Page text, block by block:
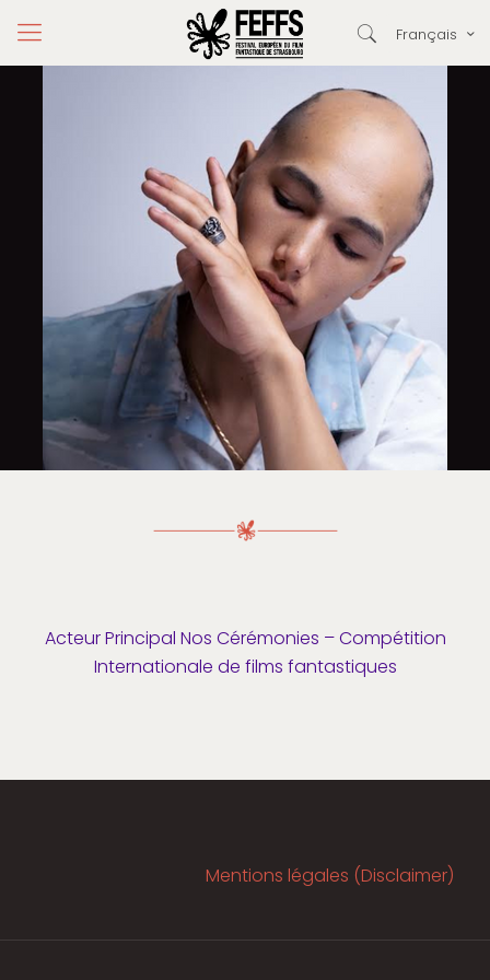
Français
Acteur Principal Nos Cérémonies – Compétition
Internationale de films fantastiques
Mentions légales (Disclaimer)